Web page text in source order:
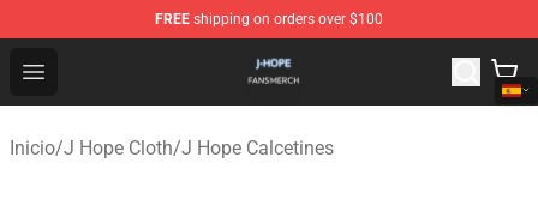
FREE shipping on orders over $100
Open menu
J Hope Shop - Official J Hope Merchandise Store
Inicio/J Hope Cloth/J Hope Calcetines